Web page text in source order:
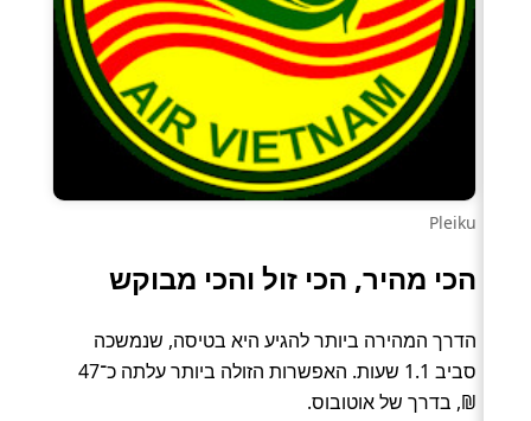
Pleiku
הכי מהיר, הכי זול והכי מבוקש
הדרך המהירה ביותר להגיע היא בטיסה, שנמשכה
סביב 1.1 שעות. האפשרות הזולה ביותר עלתה כ־47
₪, בדרך של אוטובוס.